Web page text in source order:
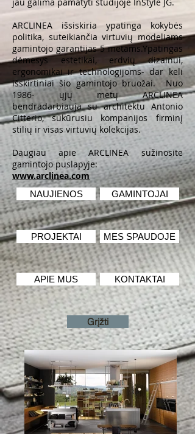
ARCLINEA išsiskiria ypatinga kokybės
politika, suteikiančia virtuvių modeliams
gamintojo garantijas 5 metams.Ypatingas
dėmesys estetikai, erdvių dizainui,
ergonomikai ir technologijoms- dar keli
išskirtiniai šio gamintojo bruožai. Nuo
1986- ųjų metų ARCLINEA
bendradarbiauja su architektu Antonio
Citterio, sukūrusiu kompanijos firminį
stilių ir visas virtuvių kolekcijas.
Daugiau apie ARCLINEA sužinosite
gamintojo puslapyje:
www.arclinea.com
NAUJIENOS GAMINTOJAI
PROJEKTAI MES SPAUDOJE
APIE MUS KONTAKTAI
Grįžti